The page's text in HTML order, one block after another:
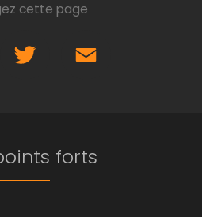
cette page
forts